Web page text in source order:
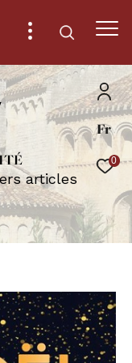
Fr
0
articles
à vos